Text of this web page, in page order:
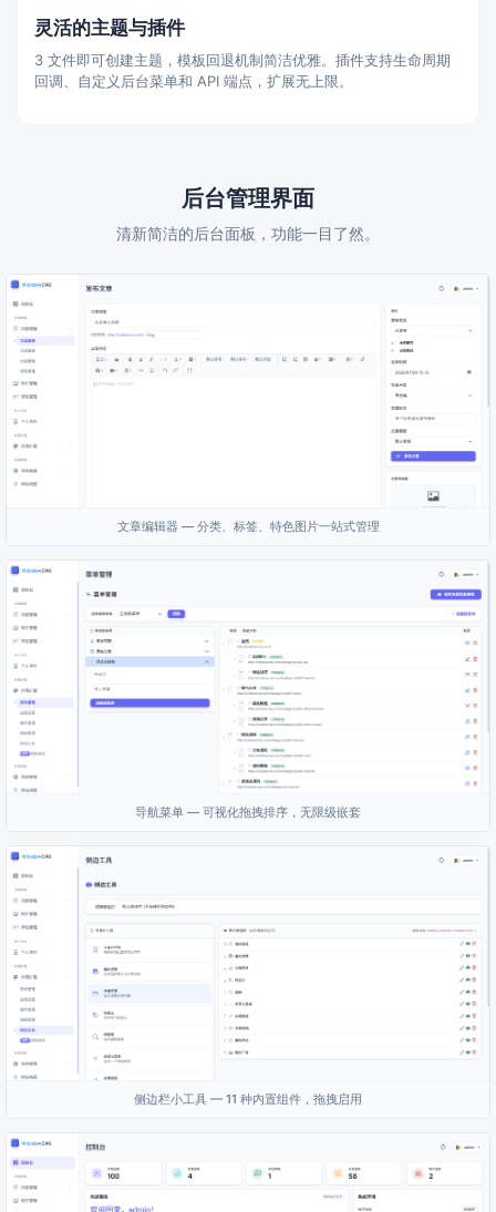
灵活的主题与插件
3 文件即可创建主题，模板回退机制简洁优雅。插件支持生命周期
回调、自定义后台菜单和 API 端点，扩展无上限。
后台管理界面
清新简洁的后台面板，功能一目了然。
文章编辑器 — 分类、标签、特色图片一站式管理
导航菜单 — 可视化拖拽排序，无限级嵌套
侧边栏小工具 — 11 种内置组件，拖拽启用